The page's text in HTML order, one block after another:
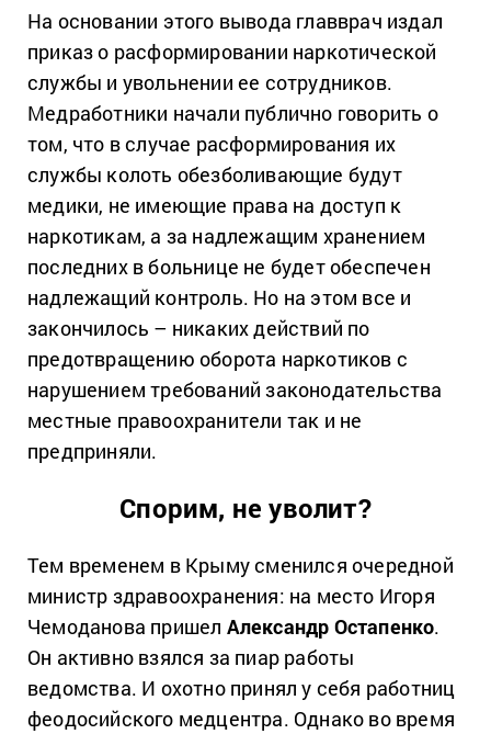
На основании этого вывода главврач издал
приказ о расформировании наркотической
службы и увольнении ее сотрудников.
Медработники начали публично говорить о
том, что в случае расформирования их
службы колоть обезболивающие будут
медики, не имеющие права на доступ к
наркотикам, а за надлежащим хранением
последних в больнице не будет обеспечен
надлежащий контроль. Но на этом все и
закончилось – никаких действий по
предотвращению оборота наркотиков с
нарушением требований законодательства
местные правоохранители так и не
предприняли.
Спорим, не уволит?
Тем временем в Крыму сменился очередной
министр здравоохранения: на место Игоря
Чемоданова пришел Александр Остапенко.
Он активно взялся за пиар работы
ведомства. И охотно принял у себя работниц
феодосийского медцентра. Однако во время